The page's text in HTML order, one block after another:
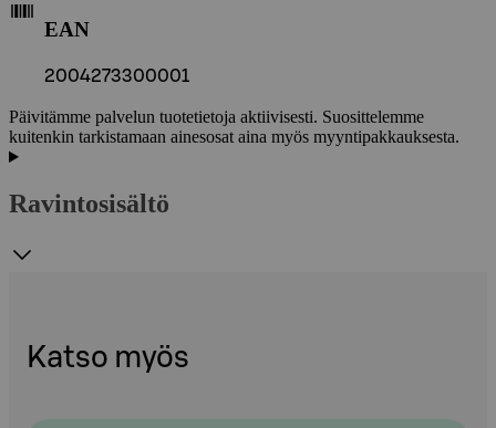
EAN
2004273300001
Päivitämme palvelun tuotetietoja aktiivisesti. Suosittelemme
kuitenkin tarkistamaan ainesosat aina myös myyntipakkauksesta.
Ravintosisältö
Katso myös